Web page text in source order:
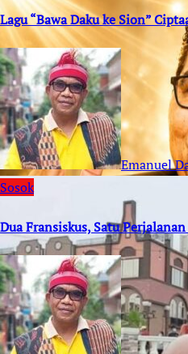
Lagu “Bawa Daku ke Sion”
Emanuel
Sosok
Dua Fransiskus, Satu